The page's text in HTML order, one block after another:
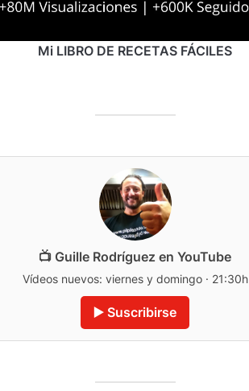
Mi LIBRO DE RECETAS FÁCILES
📺 Guille Rodríguez en YouTube
Vídeos nuevos: viernes y domingo · 21:30h
▶️ Suscribirse